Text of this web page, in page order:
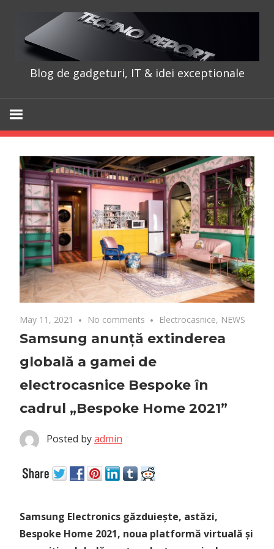
content
Blog de gadgeturi, IT & idei exceptionale
May 11, 2021 No comments Electrocasnice, NEWS
Samsung anunță extinderea
globală a gamei de
electrocasnice Bespoke în
cadrul „Bespoke Home 2021”
Posted byadmin
Samsung Electronics găzduiește, astăzi,
Bespoke Home 2021, noua platformă virtuală și